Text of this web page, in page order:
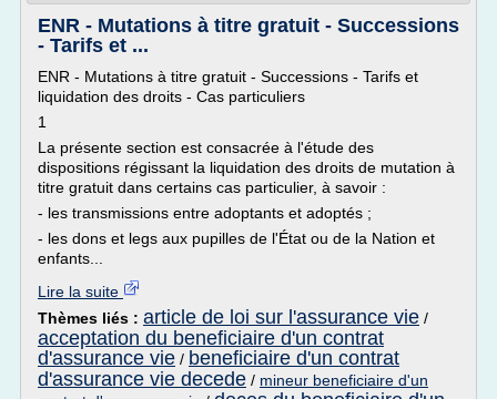
ENR - Mutations à titre gratuit - Successions
- Tarifs et ...
ENR - Mutations à titre gratuit - Successions - Tarifs et
liquidation des droits - Cas particuliers
1
La présente section est consacrée à l'étude des
dispositions régissant la liquidation des droits de mutation à
titre gratuit dans certains cas particulier, à savoir :
- les transmissions entre adoptants et adoptés ;
- les dons et legs aux pupilles de l'État ou de la Nation et
enfants...
Lire la suite
Thèmes liés : article de loi sur l'assurance vie /
acceptation du beneficiaire d'un contrat
d'assurance vie / beneficiaire d'un contrat
d'assurance vie decede / mineur beneficiaire d'un